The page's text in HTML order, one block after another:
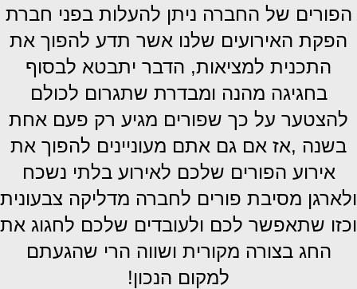
הפורים של החברה ניתן להעלות בפני חברת
הפקת האירועים שלנו אשר תדע להפוך את
התכנית למציאות, הדבר יתבטא לבסוף
בחגיגה מהנה ומבדרת שתגרום לכולם
להצטער על כך שפורים מגיע רק פעם אחת
בשנה ,אז אם גם אתם מעוניינים להפוך את
אירוע הפורים שלכם לאירוע בלתי נשכח
ולארגן מסיבת פורים לחברה מדליקה צבעונית
וכזו שתאפשר לכם ולעובדים שלכם לחגוג את
החג בצורה מקורית ושווה הרי שהגעתם
למקום הנכון!